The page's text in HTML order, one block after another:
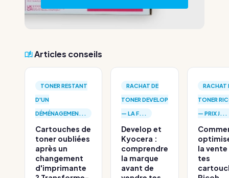
Articles conseils
TONER RESTANT
D'UN
DÉMÉNAGEMEN...
Cartouches de
toner oubliées
après un
changement
d'imprimante
RACHAT DE
TONER DEVELOP
— LA F...
Develop et
Kyocera :
comprendre
la marque
avant de
RACHAT
TONER
— PRIX J...
la vente
tes